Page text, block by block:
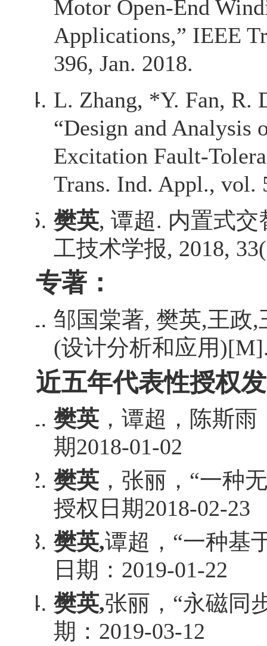
Motor Open-End
Applications,” IEEE
396, Jan. 2018.
L. Zhang, *Y. Fan, R.
“Design and Analysis
Excitation Fault-
Trans. Ind. Appl., vol.
樊英, 谭超. 内置式交
工技术学报, 2018,
专著：
邹国棠著, 樊英,王政,
(设计分析和应用
近五年代表性授权
樊英 ，谭超，陈斯
期2018-01-02
樊英 ，张丽，“一种
授权日期2018-02-23
樊英,谭超，“一种基
日期： 2019-01-22
樊英,张丽，“永磁同
期： 2019-03-12